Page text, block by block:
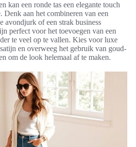
kan een ronde tas een elegante touch
Denk aan het combineren van een
avondjurk of een strak business
perfect voor het toevoegen van een
te veel op te vallen. Kies voor luxe
en overweeg het gebruik van goud-
om de look helemaal af te maken.